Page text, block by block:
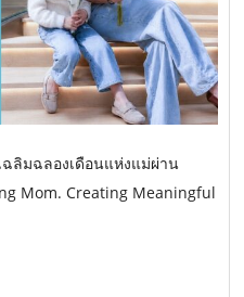
ฉลิมฉลองเดือนแห่งแม่ผ่าน
Mom. Creating Meaningful